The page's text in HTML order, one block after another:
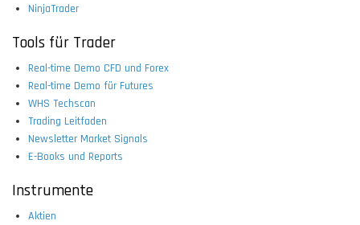
NinjaTrader
Tools für Trader
Real-time Demo CFD und Forex
Real-time Demo für Futures
WHS Techscan
Trading Leitfaden
Newsletter Market Signals
E-Books und Reports
Instrumente
Aktien